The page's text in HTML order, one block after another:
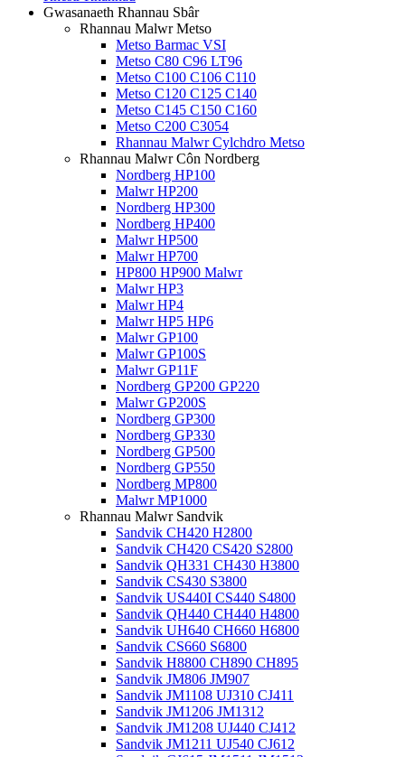
Gwasanaeth Rhannau Sbâr
Rhannau Malwr Metso
Metso Barmac VSI
Metso C80 C96 LT96
Metso C100 C106 C110
Metso C120 C125 C140
Metso C145 C150 C160
Metso C200 C3054
Rhannau Malwr Cylchdro Metso
Rhannau Malwr Côn Nordberg
Nordberg HP100
Malwr HP200
Nordberg HP300
Nordberg HP400
Malwr HP500
Malwr HP700
HP800 HP900 Malwr
Malwr HP3
Malwr HP4
Malwr HP5 HP6
Malwr GP100
Malwr GP100S
Malwr GP11F
Nordberg GP200 GP220
Malwr GP200S
Nordberg GP300
Nordberg GP330
Nordberg GP500
Nordberg GP550
Nordberg MP800
Malwr MP1000
Rhannau Malwr Sandvik
Sandvik CH420 H2800
Sandvik CH420 CS420 S2800
Sandvik QH331 CH430 H3800
Sandvik CS430 S3800
Sandvik US440I CS440 S4800
Sandvik QH440 CH440 H4800
Sandvik UH640 CH660 H6800
Sandvik CS660 S6800
Sandvik H8800 CH890 CH895
Sandvik JM806 JM907
Sandvik JM1108 UJ310 CJ411
Sandvik JM1206 JM1312
Sandvik JM1208 UJ440 CJ412
Sandvik JM1211 UJ540 CJ612